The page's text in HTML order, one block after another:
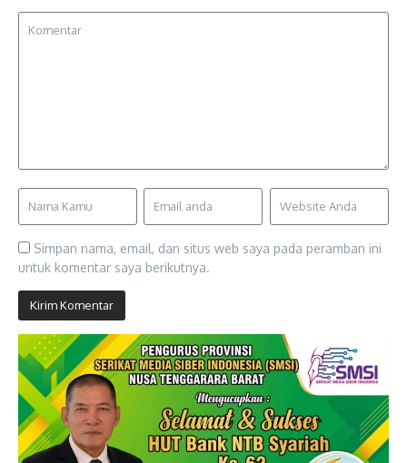
Simpan nama, email, dan situs web saya pada peramban ini
untuk komentar saya berikutnya.